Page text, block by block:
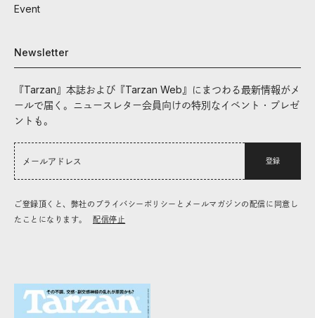
Event
Newsletter
『Tarzan』本誌および『Tarzan Web』にまつわる最新情報がメ
ールで届く。ニュースレター会員向けの特別なイベント・プレゼ
ントも。
登録
ご登録頂くと、弊社のプライバシーポリシーとメールマガジンの配信に同意し
たことになります。
配信停止